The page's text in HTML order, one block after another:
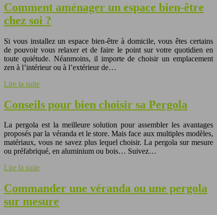
Comment aménager un espace bien-être
chez soi ?
Si vous installez un espace bien-être à domicile, vous êtes certains
de pouvoir vous relaxer et de faire le point sur votre quotidien en
toute quiétude. Néanmoins, il importe de choisir un emplacement
zen à l’intérieur ou à l’extérieur de…
Lire la suite
Conseils pour bien choisir sa Pergola
La pergola est la meilleure solution pour assembler les avantages
proposés par la véranda et le store. Mais face aux multiples modèles,
matériaux, vous ne savez plus lequel choisir. La pergola sur mesure
ou préfabriqué, en aluminium ou bois… Suivez…
Lire la suite
Commander une véranda ou une pergola
sur mesure